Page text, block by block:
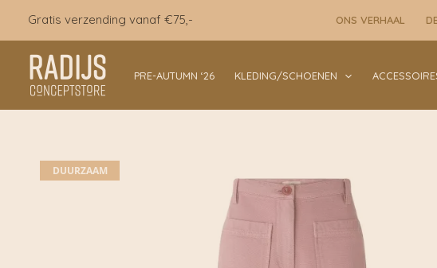
inhoud
Gratis verzending vanaf €75,- ONS VERHAAL
PRE-AUTUMN ‘26 KLEDING/SCHOENEN
DUURZAAM